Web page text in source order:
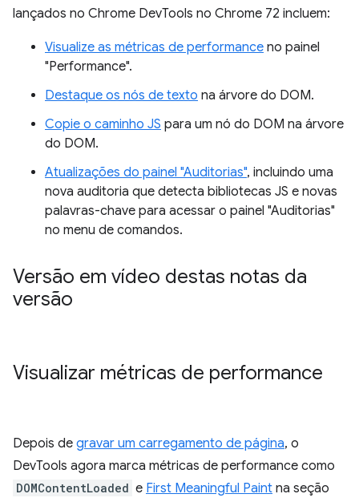
lançados no Chrome DevTools no Chrome 72 incluem:
Visualize as métricas de performance no painel
"Performance".
Destaque os nós de texto na árvore do DOM.
Copie o caminho JS para um nó do DOM na árvore
do DOM.
Atualizações do painel "Auditorias", incluindo uma
nova auditoria que detecta bibliotecas JS e novas
palavras-chave para acessar o painel "Auditorias"
no menu de comandos.
Versão em vídeo destas notas da
versão
Visualizar métricas de performance
Depois de gravar um carregamento de página, o
DevTools agora marca métricas de performance como
DOMContentLoaded e First Meaningful Paint na seção